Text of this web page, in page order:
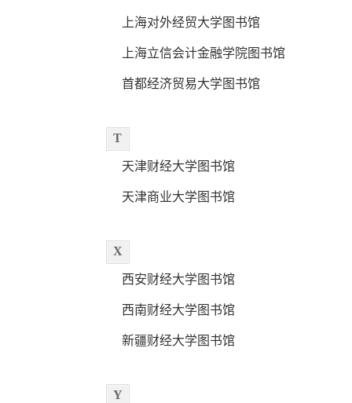
上海对外经贸大学图书馆
上海立信会计金融学院图书馆
首都经济贸易大学图书馆
T
天津财经大学图书馆
天津商业大学图书馆
X
西安财经大学图书馆
西南财经大学图书馆
新疆财经大学图书馆
Y